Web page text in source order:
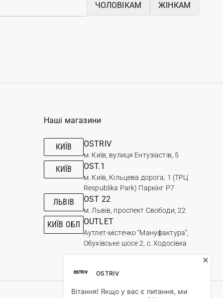
ЧОЛОВІКАМ ЖІНКАМ
Наші магазини
КИЇВ OSTRIV
м. Київ, вулиця Ентузіастів, 5
КИЇВ OST.1
м. Київ, Кільцева дорога, 1 (ТРЦ
Respublika Park) Паркінг Р7
ЛЬВІВ OST 22
м. Львів, проспект Свободи, 22
КИЇВ ОБЛ OUTLET
Аутлет-містечко “Мануфактура”,
Обухівське шосе 2, с. Ходосівка